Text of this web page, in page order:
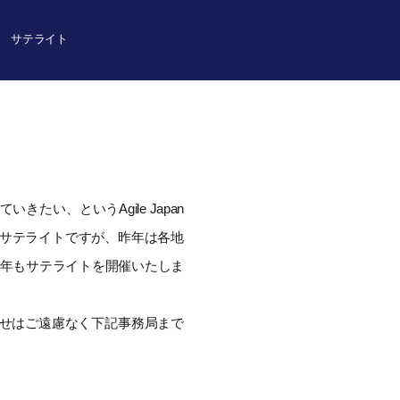
サテライト
いきたい、というAgile Japan
テライトですが、昨年は各地
もサテライトを開催いたしま
はご遠慮なく下記事務局まで